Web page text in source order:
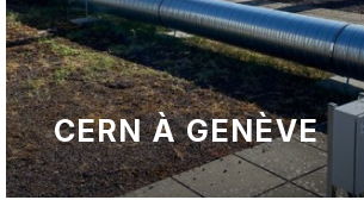
EMBRU WERKE
AG